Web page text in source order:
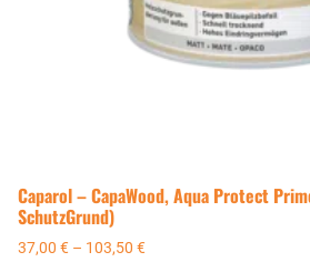
Caparol – CapaWood, Aqua Protect
SchutzGrund)
37,00 € – 103,50 €